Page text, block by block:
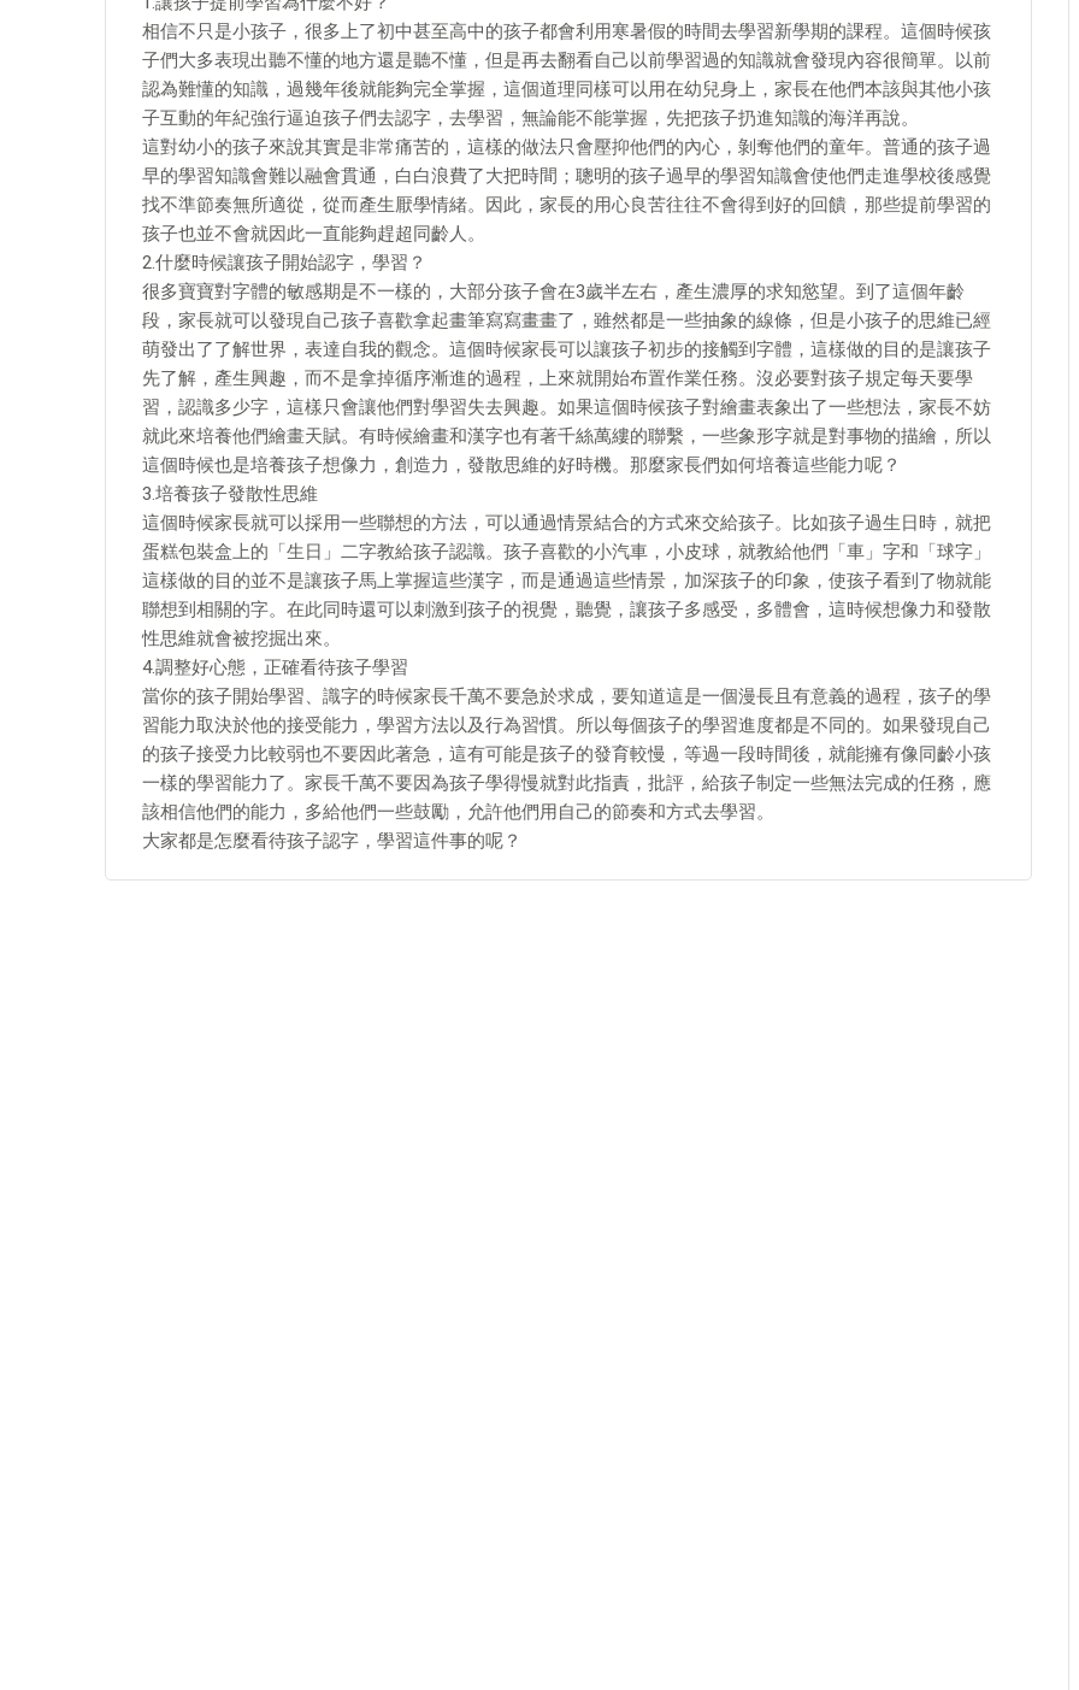
相信不只是小孩子，很多上了初中甚至高中的孩子都會利用寒暑假的時間去學習新學期的課程。這個時候孩
子們大多表現出聽不懂的地方還是聽不懂，但是再去翻看自己以前學習過的知識就會發現內容很簡單。以前
認為難懂的知識，過幾年後就能夠完全掌握，這個道理同樣可以用在幼兒身上，家長在他們本該與其他小孩
子互動的年紀強行逼迫孩子們去認字，去學習，無論能不能掌握，先把孩子扔進知識的海洋再說。
這對幼小的孩子來說其實是非常痛苦的，這樣的做法只會壓抑他們的內心，剝奪他們的童年。普通的孩子過
早的學習知識會難以融會貫通，白白浪費了大把時間；聰明的孩子過早的學習知識會使他們走進學校後感覺
找不準節奏無所適從，從而產生厭學情緒。因此，家長的用心良苦往往不會得到好的回饋，那些提前學習的
孩子也並不會就因此一直能夠趕超同齡人。
2.什麼時候讓孩子開始認字，學習？
很多寶寶對字體的敏感期是不一樣的，大部分孩子會在3歲半左右，產生濃厚的求知慾望。到了這個年齡
段，家長就可以發現自己孩子喜歡拿起畫筆寫寫畫畫了，雖然都是一些抽象的線條，但是小孩子的思維已經
萌發出了了解世界，表達自我的觀念。這個時候家長可以讓孩子初步的接觸到字體，這樣做的目的是讓孩子
先了解，產生興趣，而不是拿掉循序漸進的過程，上來就開始布置作業任務。沒必要對孩子規定每天要學
習，認識多少字，這樣只會讓他們對學習失去興趣。如果這個時候孩子對繪畫表象出了一些想法，家長不妨
就此來培養他們繪畫天賦。有時候繪畫和漢字也有著千絲萬縷的聯繫，一些象形字就是對事物的描繪，所以
這個時候也是培養孩子想像力，創造力，發散思維的好時機。那麼家長們如何培養這些能力呢？
3.培養孩子發散性思維
這個時候家長就可以採用一些聯想的方法，可以通過情景結合的方式來交給孩子。比如孩子過生日時，就把
蛋糕包裝盒上的「生日」二字教給孩子認識。孩子喜歡的小汽車，小皮球，就教給他們「車」字和「球字」
這樣做的目的並不是讓孩子馬上掌握這些漢字，而是通過這些情景，加深孩子的印象，使孩子看到了物就能
聯想到相關的字。在此同時還可以刺激到孩子的視覺，聽覺，讓孩子多感受，多體會，這時候想像力和發散
性思維就會被挖掘出來。
4.調整好心態，正確看待孩子學習
當你的孩子開始學習、識字的時候家長千萬不要急於求成，要知道這是一個漫長且有意義的過程，孩子的學
習能力取決於他的接受能力，學習方法以及行為習慣。所以每個孩子的學習進度都是不同的。如果發現自己
的孩子接受力比較弱也不要因此著急，這有可能是孩子的發育較慢，等過一段時間後，就能擁有像同齡小孩
一樣的學習能力了。家長千萬不要因為孩子學得慢就對此指責，批評，給孩子制定一些無法完成的任務，應
該相信他們的能力，多給他們一些鼓勵，允許他們用自己的節奏和方式去學習。
大家都是怎麼看待孩子認字，學習這件事的呢？